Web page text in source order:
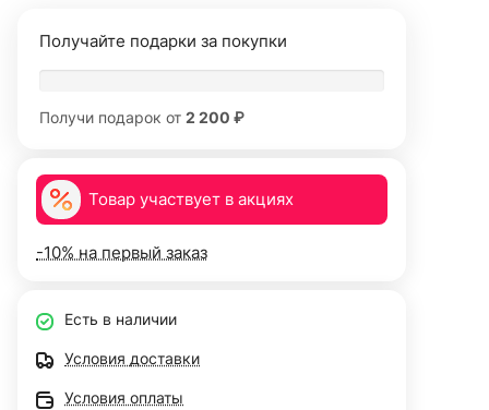
Получайте подарки за покупки
Получи подарок от 2 200 ₽
Товар участвует в акциях
-10% на первый заказ
Есть в наличии
Условия доставки
Условия оплаты